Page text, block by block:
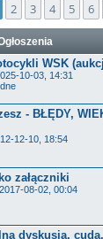
2 3 4 5 6
WSK
10-03, 14:31
- BŁĘDY,
12-10, 18:54
załączniki
2017-08-02, 00:04
dyskusja,